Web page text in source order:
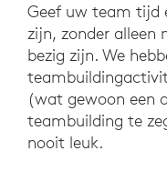
Geef uw team tijd
zijn, zonder alleen
bezig zijn. We
(wat gewoon een
teambuilding te
nooit leuk.